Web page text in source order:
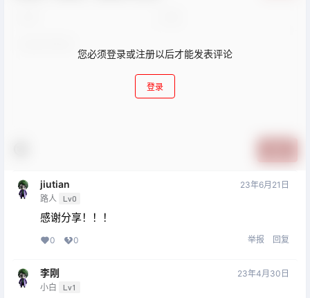
您必须登录或注册以后才能发表评论
登录
jiutian
路人 Lv0
23年6月21日
感谢分享！！！
0 0 举报 回复
李刚
小白 Lv1
23年4月30日